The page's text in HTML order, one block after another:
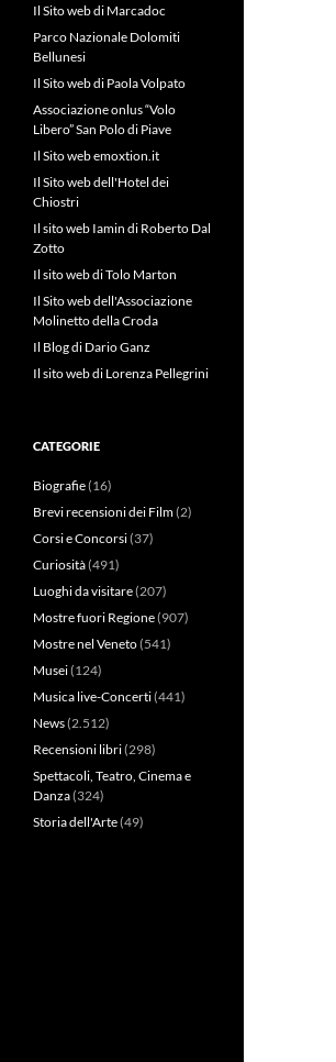
Il Sito web di Marcadoc
Parco Nazionale Dolomiti
Bellunesi
Il Sito web di Paola Volpato
Associazione onlus “Volo
Libero” San Polo di Piave
Il Sito web emoxtion.it
Il Sito web dell'Hotel dei
Chiostri
Il sito web Iamin di Roberto Dal
Zotto
Il sito web di Tolo Marton
Il Sito web dell'Associazione
Molinetto della Croda
Il Blog di Dario Ganz
Il sito web di Lorenza Pellegrini
CATEGORIE
Biografie(16)
Brevi recensioni dei Film(2)
Corsi e Concorsi(37)
Curiosità(491)
Luoghi da visitare(207)
Mostre fuori Regione(907)
Mostre nel Veneto(541)
Musei(124)
Musica live-Concerti(441)
News(2.512)
Recensioni libri(298)
Spettacoli, Teatro, Cinema e
Danza(324)
Storia dell'Arte(49)